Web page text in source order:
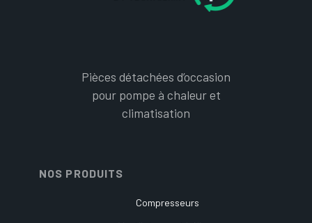
Pièces détachées d’occasion
pour pompe à chaleur et
climatisation
NOS PRODUITS
Compresseurs